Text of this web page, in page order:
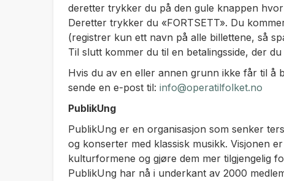
deretter trykker du på den gule knappen hvor
Deretter trykker du «FORTSETT». Du
(registrer kun ett navn på alle billettene, så
Til slutt kommer du til en betalingsside, der
Hvis du av en eller annen grunn ikke får til å
sende en e-post til: info@operatilfolket.no
PublikUng
PublikUng er en organisasjon som senker
og konserter med klassisk musikk. Visjonen
kulturformene og gjøre dem mer tilgjengelig
PublikUng har nå i underkant av 2000